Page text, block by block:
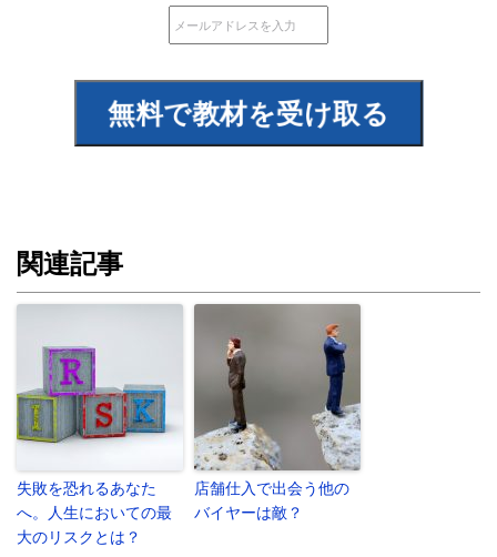
関連記事
失敗を恐れるあなた
へ。人生においての最
大のリスクとは？
店舗仕入で出会う他の
バイヤーは敵？